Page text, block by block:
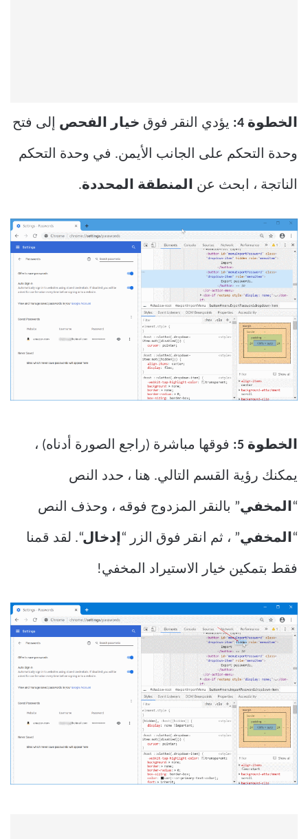
الخطوة 4: يؤدي النقر فوق خيار الفحص إلى فتح
وحدة التحكم على الجانب الأيمن. في وحدة التحكم
الناتجة ، ابحث عن المنطقة المحددة.
الخطوة 5: فوقها مباشرة (راجع الصورة أدناه) ،
يمكنك رؤية القسم التالي. هنا ، حدد النص
“ المخفي” بالنقر المزدوج فوقه ، وحذف النص
“ المخفي” ، ثم انقر فوق الزر “ إدخال“. لقد قمنا
فقط بتمكين خيار الاستيراد المخفي!